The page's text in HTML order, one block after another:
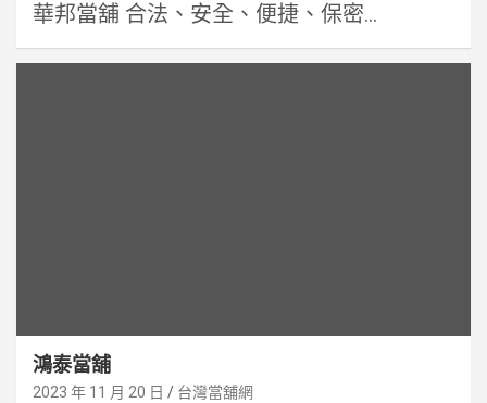
華邦當舖 合法、安全、便捷、保密...
鴻泰當舖
2023 年 11 月 20 日 台灣當舖網